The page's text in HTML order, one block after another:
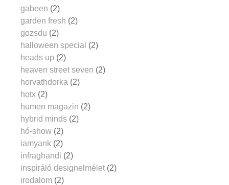
gabeen (2)
garden fresh (2)
gozsdu (2)
halloween special (2)
heads up (2)
heaven street seven (2)
horvathdorka (2)
hotx (2)
humen magazin (2)
hybrid minds (2)
hó-show (2)
iamyank (2)
infraghandi (2)
inspiráló designelmélet (2)
irodalom (2)